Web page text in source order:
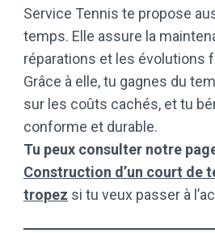
Service Tennis te propose
temps. Elle assure la
réparations et les évolutions
Grâce à elle, tu gagnes du
sur les coûts cachés, et tu
conforme et durable.
Tu peux consulter notre
Construction d’un court de
tropez si tu veux passer à